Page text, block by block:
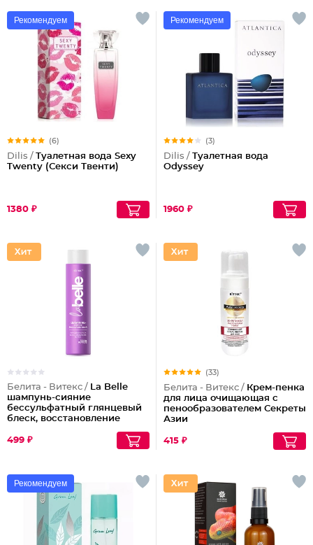
Рекомендуем
(6)
Dilis / Туалетная вода Sexy
Twenty (Секси Твенти)
1380 ₽
Рекомендуем
(3)
Dilis / Туалетная вода
Odyssey
1960 ₽
Белита - Витекс / La Belle
шампунь-сияние
бессульфатный глянцевый
блеск, восстановление
499 ₽
(33)
Белита - Витекс / Крем-пенка
для лица очищающая с
пенообразователем Секреты
Азии
415 ₽
Рекомендуем